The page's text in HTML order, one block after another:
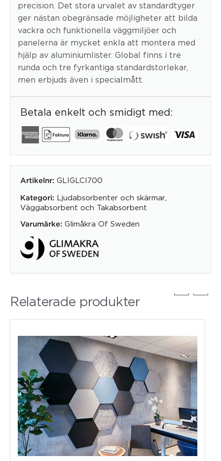
precision. Det stora urvalet av standardtyger
ger nästan obegränsade möjligheter att bilda
vackra och funktionella väggmiljöer och
panelerna är mycket enkla att montera med
hjälp av aluminiumlister. Global finns i tre
runda och tre fyrkantiga standardstorlekar,
men erbjuds även i specialmått.
Betala enkelt och smidigt med:
Artikelnr: GLIGLCI700
Kategori: Ljudabsorbenter och skärmar
Väggabsorbent och Takabsorbent
Varumärke: Glimåkra Of Sweden
Relaterade produkter